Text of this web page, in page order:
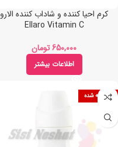
کرم احیا کننده و شاداب کننده الارو
Ellaro Vitamin C
تومان
اطلاعات بیشتر
فروخته شده